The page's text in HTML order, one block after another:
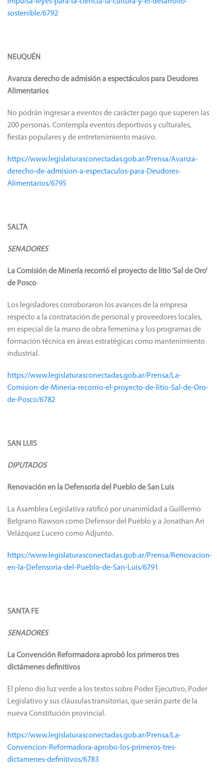
impulsa-leyes-para-la-ciencia-la-cultura-y-el-desarrollo-
sostenible/6792
NEUQUÉN
Avanza derecho de admisión a espectáculos para Deudores
Alimentarios
No podrán ingresar a eventos de carácter pago que superen las
200 personas. Contempla eventos deportivos y culturales,
fiestas populares y de entretenimiento masivo.
https://www.legislaturasconectadas.gob.ar/Prensa/Avanza-
derecho-de-admision-a-espectaculos-para-Deudores-
Alimentarios/6795
SALTA
SENADORES
La Comisión de Minería recorrió el proyecto de litio ‘Sal de Oro’
de Posco
Los legisladores corroboraron los avances de la empresa
respecto a la contratación de personal y proveedores locales,
en especial de la mano de obra femenina y los programas de
formación técnica en áreas estratégicas como mantenimiento
industrial.
https://www.legislaturasconectadas.gob.ar/Prensa/La-
Comision-de-Mineria-recorrio-el-proyecto-de-litio-Sal-de-Oro-
de-Posco/6782
SAN LUIS
DIPUTADOS
Renovación en la Defensoría del Pueblo de San Luis
La Asamblea Legislativa ratificó por unanimidad a Guillermo
Belgrano Rawson como Defensor del Pueblo y a Jonathan Ari
Velázquez Lucero como Adjunto.
https://www.legislaturasconectadas.gob.ar/Prensa/Renovacion-
en-la-Defensoria-del-Pueblo-de-San-Luis/6791
SANTA FE
SENADORES
La Convención Reformadora aprobó los primeros tres
dictámenes definitivos
El pleno dio luz verde a los textos sobre Poder Ejecutivo, Poder
Legislativo y sus cláusulas transitorias, que serán parte de la
nueva Constitución provincial.
https://www.legislaturasconectadas.gob.ar/Prensa/La-
Convencion-Reformadora-aprobo-los-primeros-tres-
dictamenes-definitivos/6783